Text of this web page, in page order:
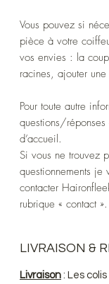
Vous pouvez si
pièce à votre
vos envies : la
racines, ajouter
Pour toute autre
questions/
d’accueil.
Si vous ne trouvez
questionnements je
contacter
rubrique « contact ».
LIVRAISON &
Livraison : Les